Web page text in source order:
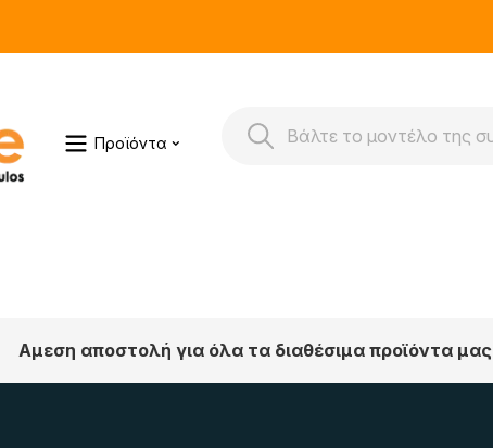
Προϊόντα
Αμεση αποστολή για όλα τα διαθέσιμα προϊόντα μας